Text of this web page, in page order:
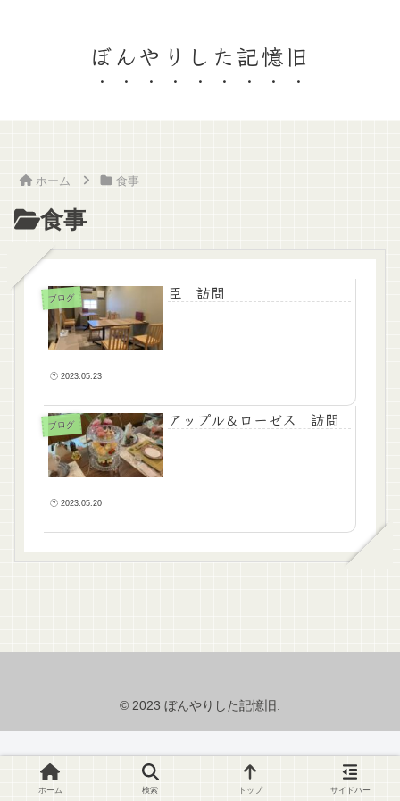
ぼんやりした記憶旧
ホーム 食事
食事
ブログ 臣 訪問
2023.05.23
ブログ アップル＆ローゼス 訪問
2023.05.20
© 2023 ぼんやりした記憶旧.
ホーム 検索 トップ サイドバー